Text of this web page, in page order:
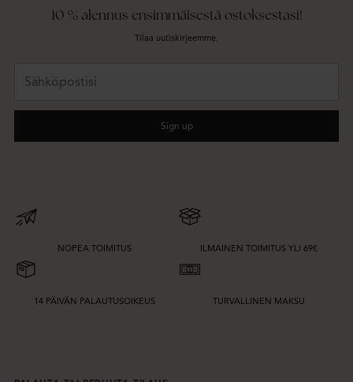
10 % alennus ensimmäisestä ostoksestasi!
Tilaa uutiskirjeemme.
Sign up
NOPEA TOIMITUS ILMAINEN TOIMITUS YLI 69€
14 PÄIVÄN PALAUTUSOIKEUS TURVALLINEN MAKSU